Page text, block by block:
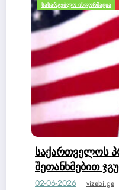
ᲡᲐᲡᲐᲠᲒᲔᲑᲚᲝ ᲘᲜᲤᲝᲠᲛᲐᲪᲘᲐ
საქართველოს
შეთანხმებით
კუთვნილი დიდი
02-06-2026 vizebi.ge